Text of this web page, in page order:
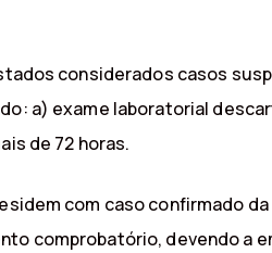
considerados casos
a) exame laboratorial
de 72 horas.
com caso confirmado
comprobatório, devendo a